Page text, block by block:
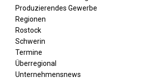
Produzierendes Gewerbe
Regionen
Rostock
Schwerin
Termine
Überregional
Unternehmensnews